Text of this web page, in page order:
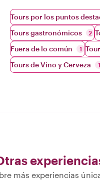
Tours por los puntos
Tours gastronómicos 2
Fuera de lo común 1
Tours de Vino y Cerveza 1
más experiencias